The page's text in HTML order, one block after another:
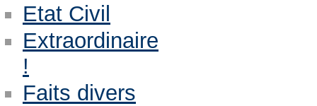
Etat Civil
Extraordinaire
!
Faits divers